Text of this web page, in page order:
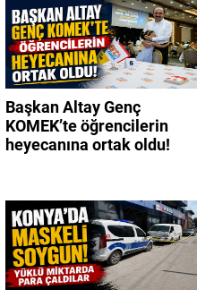
Başkan Altay Genç
KOMEK’te öğrencilerin
heyecanına ortak oldu!